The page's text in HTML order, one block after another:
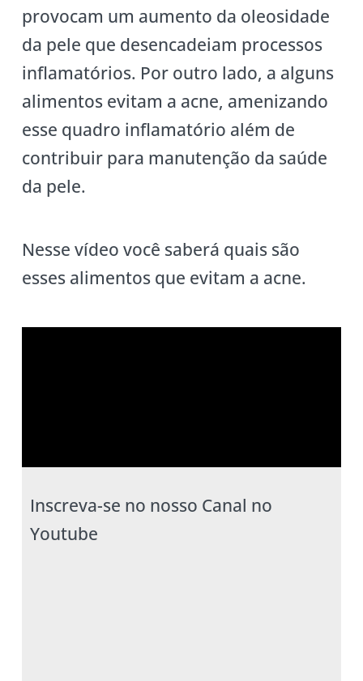
provocam um aumento da oleosidade
da pele que desencadeiam processos
inflamatórios. Por outro lado, a alguns
alimentos evitam a acne, amenizando
esse quadro inflamatório além de
contribuir para manutenção da saúde
da pele.
Nesse vídeo você saberá quais são
esses alimentos que evitam a acne.
Inscreva-se no nosso Canal no
Youtube